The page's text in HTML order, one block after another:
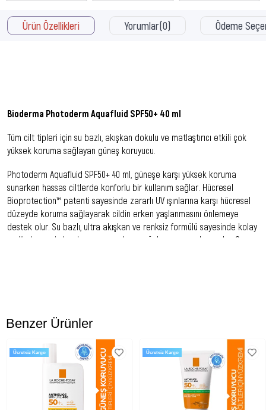
Ürün Özellikleri Yorumlar(0) Ödeme
Bioderma Photoderm Aquafluid SPF50+ 40 ml
Tüm cilt tipleri için su bazlı, akışkan dokulu ve matlaştırıcı etkili çok
yüksek koruma sağlayan güneş koruyucu.
Photoderm Aquafluid SPF50+ 40 ml, güneşe karşı yüksek koruma
sunarken hassas ciltlerde konforlu bir kullanım sağlar. Hücresel
Bioprotection™ patenti sayesinde zararlı UV ışınlarına karşı hücresel
düzeyde koruma sağlayarak cildin erken yaşlanmasını önlemeye
destek olur. Su bazlı, ultra akışkan ve renksiz formülü sayesinde kolay
emilir, beyaz iz bırakmaz ve parlamayı önlemeye yardımcı olur. Sun
Kullanım Önerisi:
Kullanmadan önce iyice çalkalayın. Güneşe çıkmadan önce yüz
bölgesine bolca ve eşit şekilde uygulayın. 2 saatte bir, ayrıca yüzme,
terleme veya havluyla kurulama sonrası yeniden uygulayın. Göz
çevresiyle temas ettirmeyin.
Uygun Cilt Tipi:
Hassas, normal, karma ve yağlı ciltler.
Benzer Ürünler
Ücretsiz Kargo Ücretsiz Kargo